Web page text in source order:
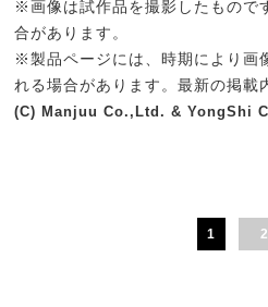
※画像は試作品を撮影したもので
合があります。
※製品ページには、時期により画
れる場合があります。最新の掲載
(C) Manjuu Co.,Ltd. & YongShi
1 2